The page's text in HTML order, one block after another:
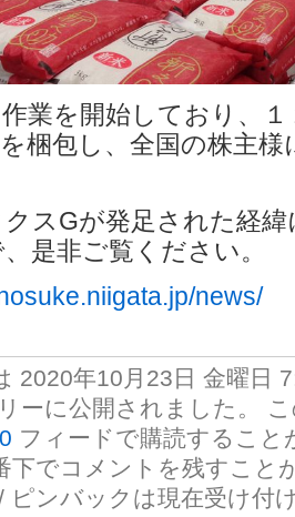
業を開始しており、
梱包し、全国の株主
スGが発足された経
是非ご覧ください。
news/
2020年10月23日 金曜日
ーに公開されました。
フィードで購読するこ
下でコメントを残すこと
ピンバックは現在受け付